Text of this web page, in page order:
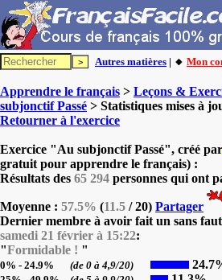
Autres matières | 🔸 Mon
Apprendre le français > Leçons &
subjonctif Passé > Statistiques mises à
Retourner à l'exercice
Exercice "Au subjonctif Passé", créé par
gratuit pour apprendre le français) :
Résultats des 65 294 personnes qui ont
Moyenne : 57.5% (11.5 / 20) Partager
Dernier membre à avoir fait un sans
samedi 21 février à 15:22:
"Formidable ! "
0% - 24.9% (de 0 à 4,9/20)